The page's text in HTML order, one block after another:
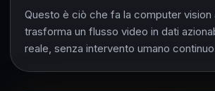
Questo è ciò che fa la computer vision
trasforma un flusso video in dati
reale, senza intervento umano